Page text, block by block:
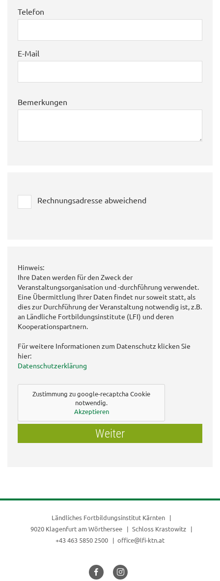
Telefon
E-Mail
Bemerkungen
Rechnungsadresse abweichend
Hinweis:
Ihre Daten werden für den Zweck der
Veranstaltungsorganisation und -durchführung verwendet.
Eine Übermittlung Ihrer Daten findet nur soweit statt, als
dies zur Durchführung der Veranstaltung notwendig ist, z.B.
an Ländliche Fortbildungsinstitute (LFI) und deren
Kooperationspartnern.
Für weitere Informationen zum Datenschutz klicken Sie
hier:
Datenschutzerklärung
Zustimmung zu google-recaptcha Cookie
notwendig.
Akzeptieren
Weiter
Ländliches Fortbildungsinstitut Kärnten
9020 Klagenfurt am Wörthersee
Schloss Krastowitz
+43 463 5850 2500
office@lfi-ktn.at